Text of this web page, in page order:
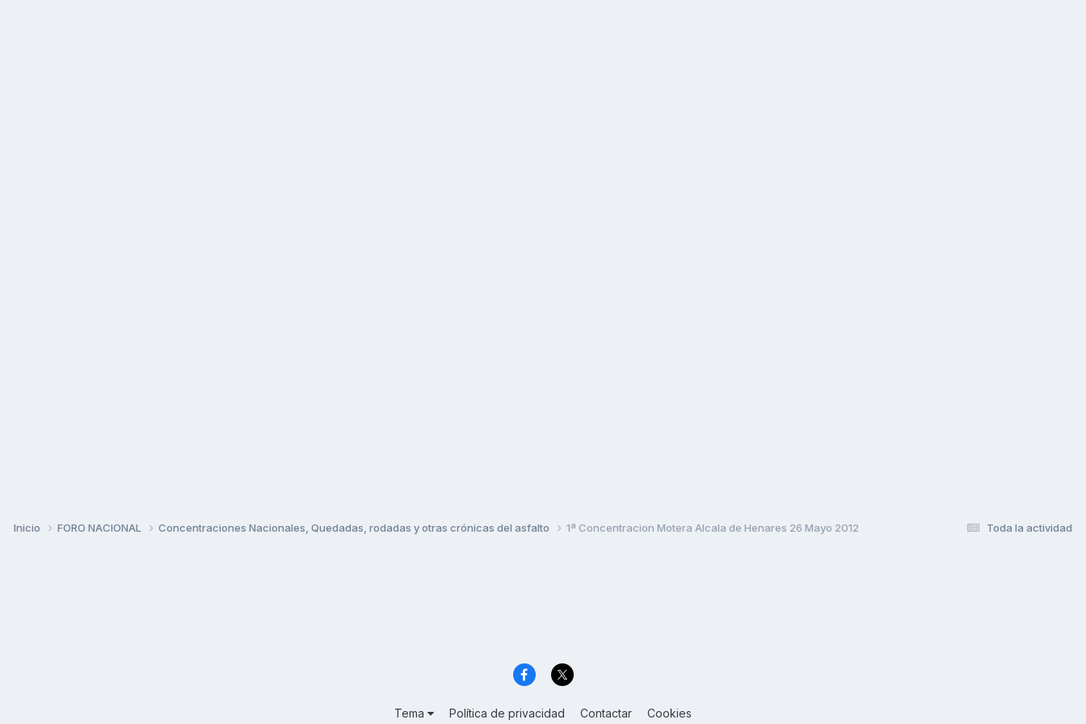
Toda la actividad
Inicio FORO NACIONAL Concentraciones Nacionales, Quedadas, rodadas y otras crónicas del asfalto 1ª Concentracion Motera Alcala de Henares 26 Mayo 2012
Tema Política de privacidad Contactar Cookies